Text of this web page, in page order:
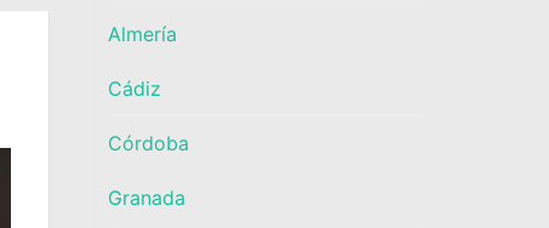
Almería
Cádiz
Córdoba
Granada